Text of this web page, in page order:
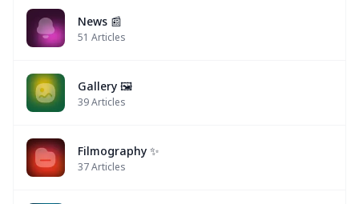
News 📰
51 Articles
Gallery 🖼️
39Articles
Filmography ✨
37Articles